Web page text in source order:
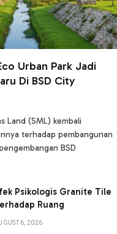
Urban Park Jadi
Di BSD City
Land (SML) kembali
terhadap pembangunan
BSD
Psikologis Granite Tile
Ruang
6, 2026